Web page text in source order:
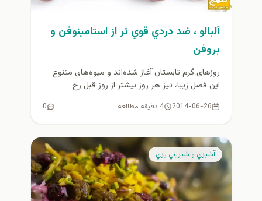
آلبالو ، ضد دردي قوي تر از استامينوفن و
بروفن
روزهای گرم تابستان آغاز شده‌اند و میوه‌های متنوع
این فصل زیبا، نیز هر روز بیشتر از روز قبل رخ
2014-06-26 4 دقیقه مطالعه 0
آشپزي و شيريني پزي